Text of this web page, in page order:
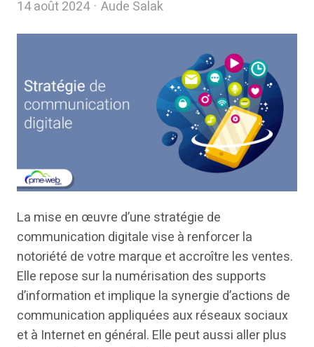
14 août 2024 Author
Aude Salak
La mise en œuvre d’une stratégie de
communication digitale vise à renforcer la
notoriété de votre marque et accroître les ventes.
Elle repose sur la numérisation des supports
d’information et implique la synergie d’actions de
communication appliquées aux réseaux sociaux
et à Internet en général. Elle peut aussi aller plus